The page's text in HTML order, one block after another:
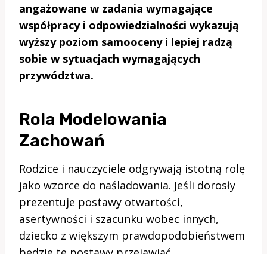
angażowane w zadania wymagające
współpracy i odpowiedzialności wykazują
wyższy poziom samooceny i lepiej radzą
sobie w sytuacjach wymagających
przywództwa.
Rola Modelowania
Zachowań
Rodzice i nauczyciele odgrywają istotną rolę
jako wzorce do naśladowania. Jeśli dorosły
prezentuje postawy otwartości,
asertywności i szacunku wobec innych,
dziecko z większym prawdopodobieństwem